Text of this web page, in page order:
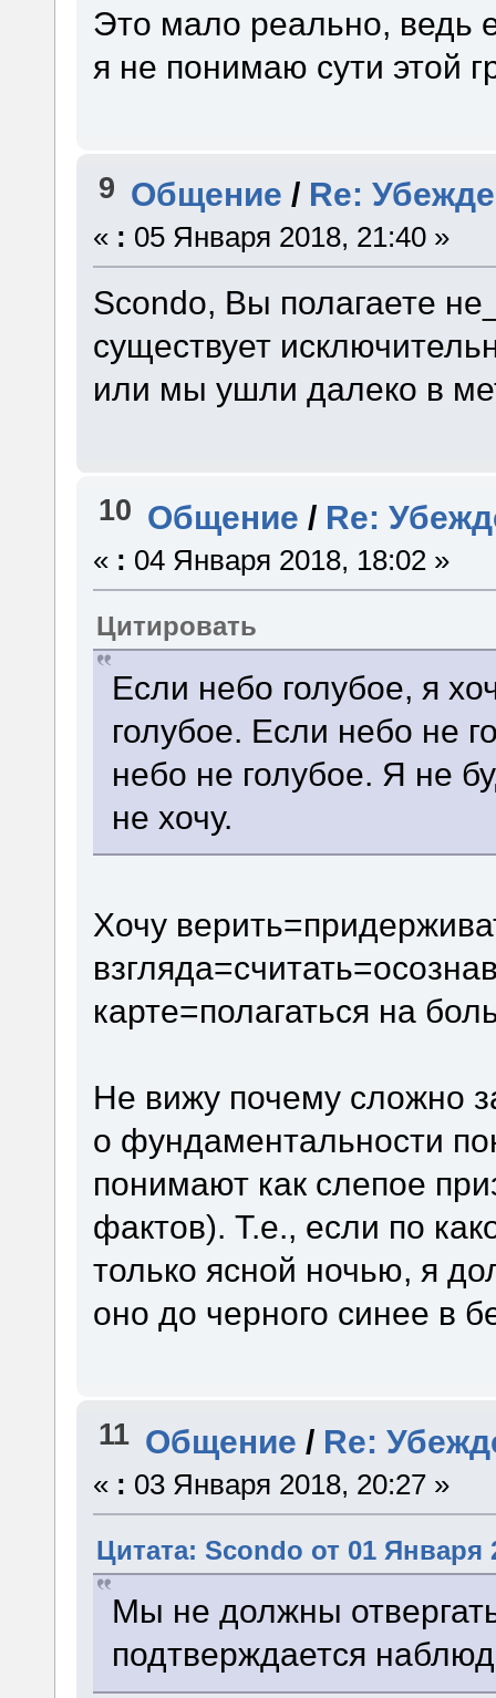
Это мало реально, ведь
я не понимаю сути этой
9 Общение / Re:
« : 05 Января 2018, 21:40 »
Scondo, Вы полагаете
существует
или мы ушли далеко в
10 Общение / Re:
« : 04 Января 2018, 18:02 »
Цитировать
Если небо голубое, я
голубое. Если небо не
небо не голубое. Я не
не хочу.
Хочу
карте=полагаться на
Не вижу почему сложно
о фундаментальности
понимают как слепое
фактов). Т.е., если по
только ясной ночью, я
оно до черного синее в
11 Общение / Re:
« : 03 Января 2018, 20:27 »
Цитата: Scondo от 01 Января
Мы не должны
подтверждается